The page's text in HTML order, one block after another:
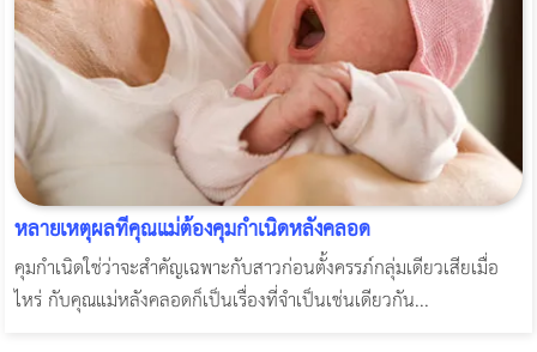
หลายเหตุผลที่คุณแม่ต้องคุมกำเนิดหลังคลอด
คุมกำเนิดใช่ว่าจะสำคัญเฉพาะกับสาวก่อนตั้งครรภ์กลุ่มเดียวเสียเมื่อ
ไหร่ กับคุณแม่หลังคลอดก็เป็นเรื่องที่จำเป็นเช่นเดียวกัน...